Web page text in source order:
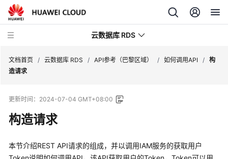
云数据库 RDS
产
介
绍
文档首页 / 云数据库 RDS / API参考（巴黎区域） / 如何调用API / 构
造请求
更新时间： 2024-07-04 GMT+08:00
构造请求
本节介绍REST API请求的组成，并以调用IAM服务的获取用户